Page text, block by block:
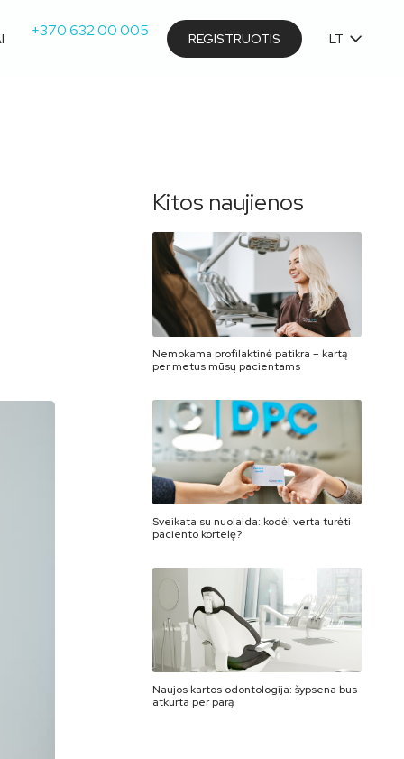
+370 632 00 005 REGISTRUOTIS LT
Kitos naujienos
Nemokama profilaktinė patikra – kartą
per metus mūsų pacientams
Sveikata su nuolaida: kodėl verta turėti
paciento kortelę?
Naujos kartos odontologija: šypsena bus
atkurta per parą